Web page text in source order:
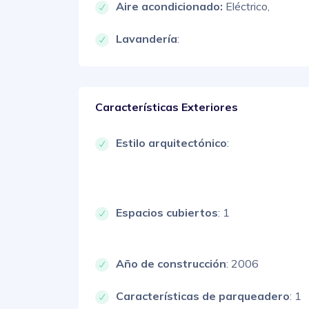
Aire acondicionado: Eléctrico,
Lavandería:
Características Exteriores
Estilo arquitectónico:
Espacios cubiertos: 1
Año de construcción: 2006
Características de parqueadero: 1